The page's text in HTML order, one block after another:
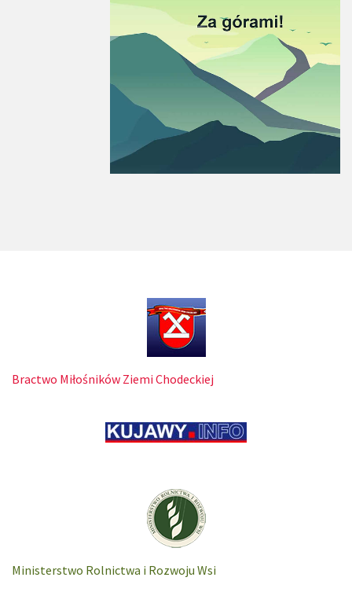
Bractwo Miłośników Ziemi Chodeckiej
Ministerstwo Rolnictwa i Rozwoju Wsi